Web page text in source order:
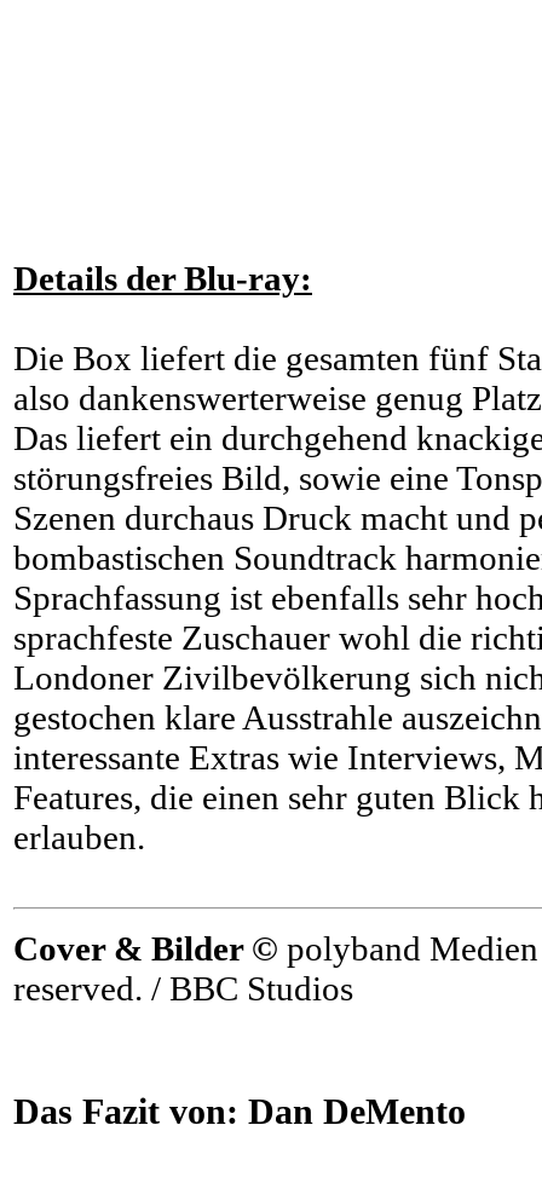
Details der Blu-ray:
Die Box liefert die gesamten fünf
also dankenswerterweise genug
Das liefert ein durchgehend
störungsfreies Bild, sowie eine
Szenen durchaus Druck macht und
bombastischen Soundtrack
Sprachfassung ist ebenfalls sehr
sprachfeste Zuschauer wohl die
Londoner Zivilbevölkerung sich
gestochen klare Ausstrahle
interessante Extras wie Interviews,
Features, die einen sehr guten Blick
erlauben.
Cover & Bilder © polyband
reserved. / BBC Studios
Das Fazit von: Dan DeMento